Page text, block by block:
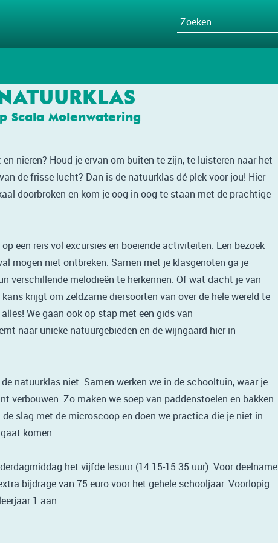
Scala Molenwatering
nieren? Houd je ervan om buiten te zijn, te luisteren naar het
de frisse lucht? Dan is de natuurklas dé plek voor jou! Hier
doorbroken en kom je oog in oog te staan met de prachtige
een reis vol excursies en boeiende activiteiten. Een bezoek
mogen niet ontbreken. Samen met je klasgenoten ga je
verschillende melodieën te herkennen. Of wat dacht je van
krijgt om zeldzame diersoorten van over de hele wereld te
We gaan ook op stap met een gids van
naar unieke natuurgebieden en de wijngaard hier in
natuurklas niet. Samen werken we in de schooltuin, waar je
verbouwen. Zo maken we soep van paddenstoelen en bakken
slag met de microscoop en doen we practica die je niet in
komen.
het vijfde lesuur (14.15-15.35 uur). Voor deelname
bijdrage van 75 euro voor het gehele schooljaar. Voorlopig
1 aan.